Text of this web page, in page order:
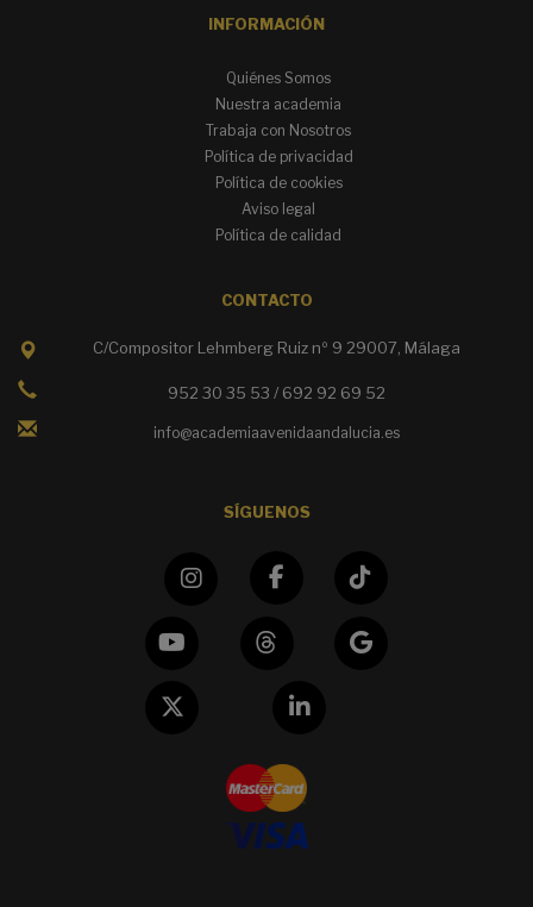
INFORMACIÓN
Quiénes Somos
Nuestra academia
Trabaja con Nosotros
Política de privacidad
Política de cookies
Aviso legal
Política de calidad
CONTACTO
C/Compositor Lehmberg Ruiz nº 9 29007, Málaga
952 30 35 53 / 692 92 69 52
info@academiaavenidaandalucia.es
SÍGUENOS